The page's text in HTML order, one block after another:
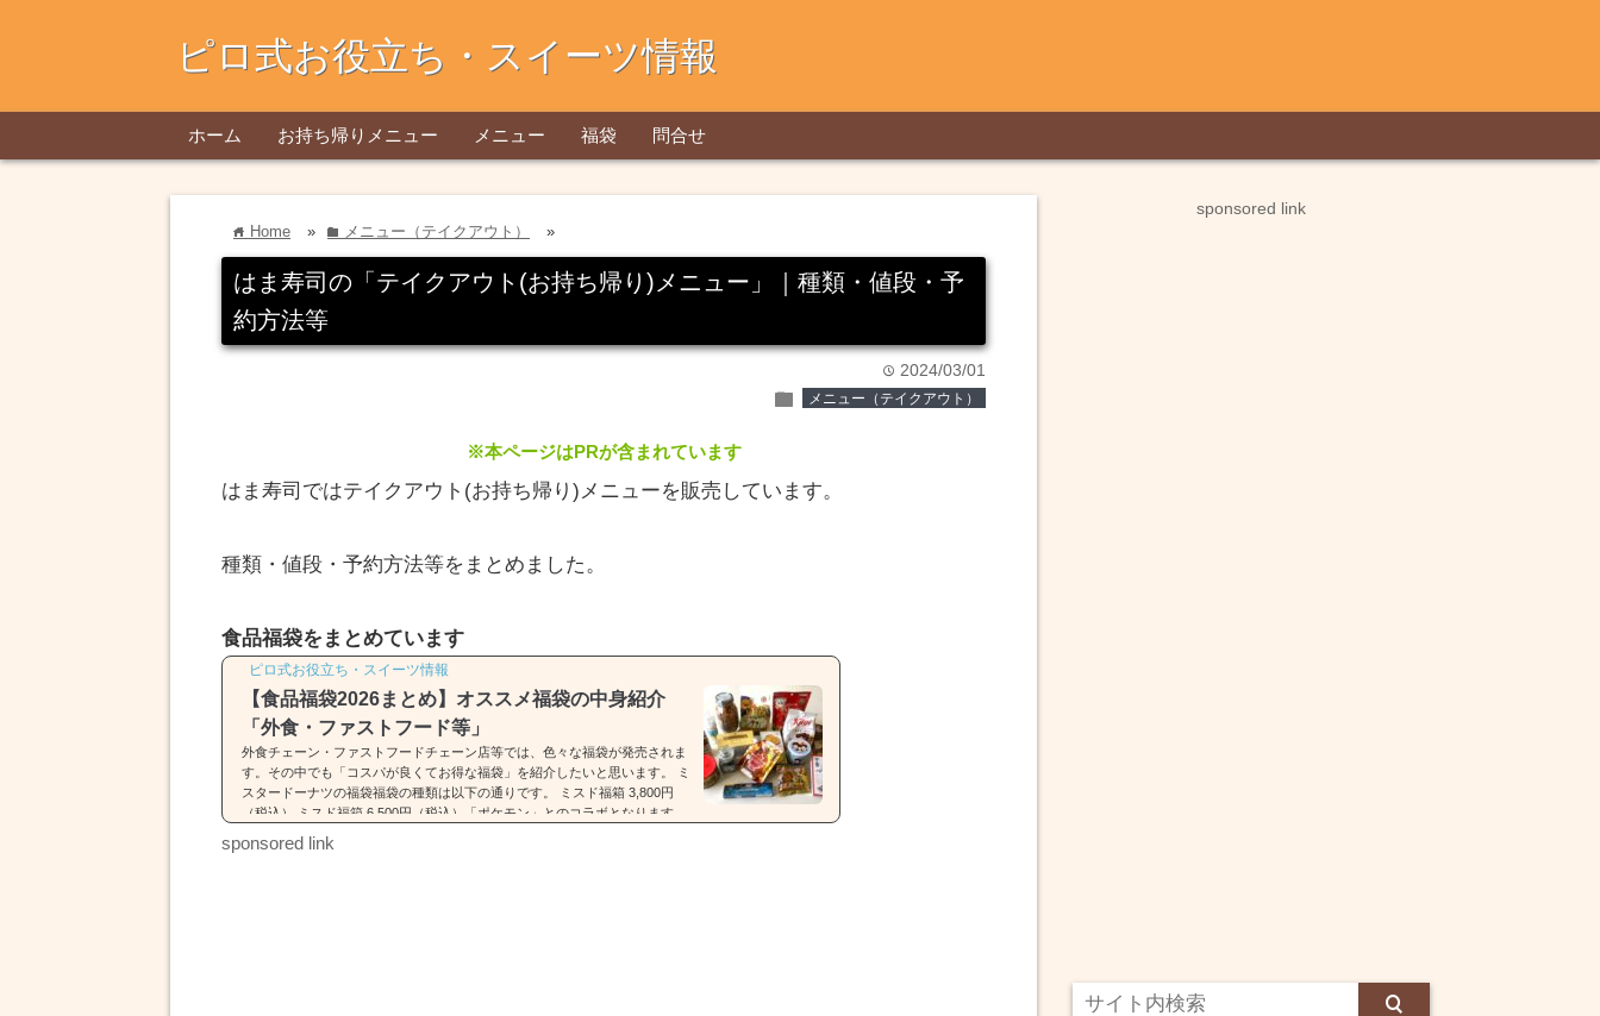
ピロ式お役立ち・スイーツ情報
ホーム お持ち帰りメニュー メニュー 福袋 問合せ
home Home » folder メニュー（テイクアウト） »
はま寿司の「テイクアウト(お持ち帰り)メニュー」｜種類・値段・予
約方法等
time 2024/03/01
folder メニュー（テイクアウト）
※本ページはPRが含まれています
はま寿司ではテイクアウト(お持ち帰り)メニューを販売しています。
種類・値段・予約方法等をまとめました。
食品福袋をまとめています
ピロ式お役立ち・スイーツ情報
【食品福袋2026まとめ】オススメ福袋の中身紹介
「外食・ファストフード等」
外食チェーン・ファストフードチェーン店等では、色々な福袋が発売されま
す。その中でも「コスパが良くてお得な福袋」を紹介したいと思います。 ミ
スタードーナツの福袋福袋の種類は以下の通りです。 ミスド福箱 3,800円
（税込） ミスド福箱 6,500円（税込）「ポケモン」とのコラボとなります。
類・中身・価格】31(サーティワン)の福袋※画像引用元：https://rocketnews2
sponsored link
sponsored link